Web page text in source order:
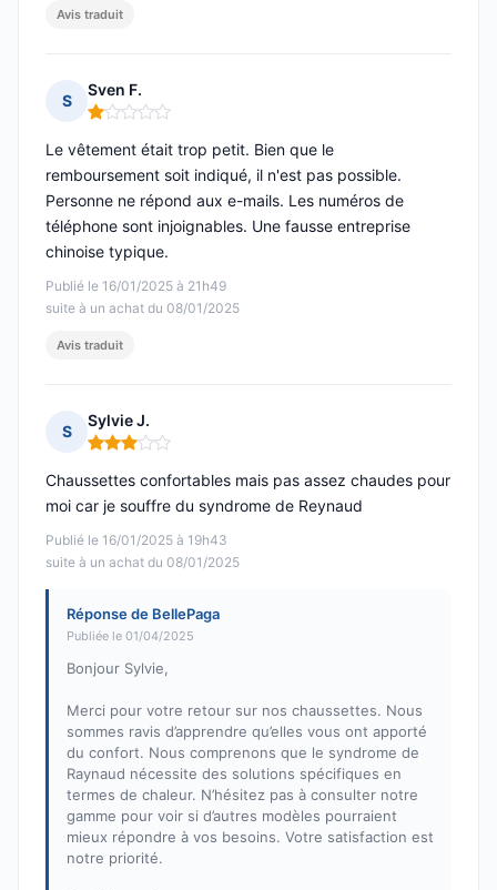
Avis traduit
S
Sven F.
Note : 1 sur 5
Publié le 16/01/2025 à 21h49
suite à un achat du 08/01/2025
Le vêtement était trop petit. Bien que le
remboursement soit indiqué, il n'est pas possible.
Personne ne répond aux e-mails. Les numéros de
téléphone sont injoignables. Une fausse entreprise
chinoise typique.
Avis traduit
S
Sylvie J.
Note : 3 sur 5
Publié le 16/01/2025 à 19h43
suite à un achat du 08/01/2025
Chaussettes confortables mais pas assez chaudes pour
moi car je souffre du syndrome de Reynaud
Réponse de BellePaga
Publiée le 01/04/2025
Bonjour Sylvie,
Merci pour votre retour sur nos chaussettes. Nous
sommes ravis d’apprendre qu’elles vous ont apporté
du confort. Nous comprenons que le syndrome de
Raynaud nécessite des solutions spécifiques en
termes de chaleur. N’hésitez pas à consulter notre
gamme pour voir si d’autres modèles pourraient
mieux répondre à vos besoins. Votre satisfaction est
notre priorité.